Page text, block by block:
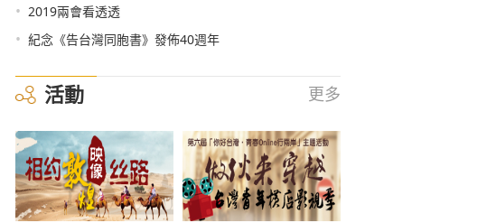
• 2019兩會看透透
• 紀念《告台灣同胞書》發佈40週年
活動 更多